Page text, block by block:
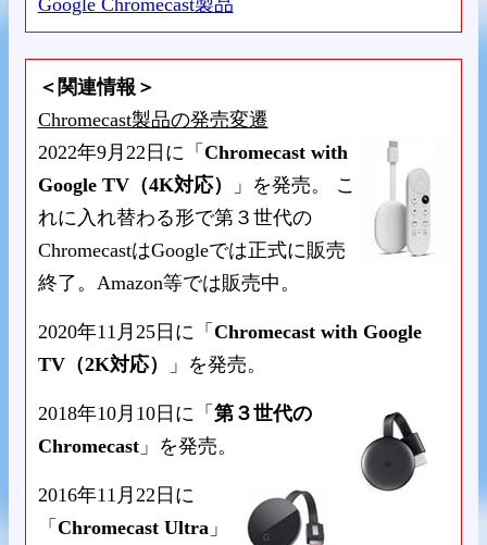
Google Chromecast製品
＜関連情報＞
Chromecast製品の発売変遷
2022年9月22日に「 Chromecast with
Google TV（4K対応）
」を発売。 こ
れに入れ替わる形で第３世代の
ChromecastはGoogleでは正式に販売
終了。Amazon等では販売中。
2020年11月25日に「 Chromecast with Google
TV（2K対応）
」を発売。
2018年10月10日に「 第３世代の
Chromecast」を発売。
2016年11月22日に
「 Chromecast Ultra」